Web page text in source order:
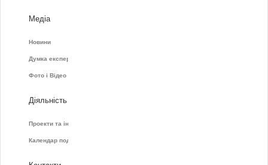
Медіа
Новини
Думка експертів
Фото і Відео
Діяльність
Проекти та ініціативи
Календар подій